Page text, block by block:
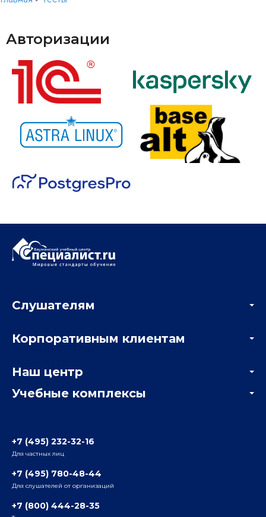
Авторизации
Учебные комплексы
Радио
ул. Радио, д.24, корпус 1, 2-й подъезд, 2-й этаж
ул. Воронцовская, д. 35Б, корп.2, 5-й этаж
Слушателям
Мастер-классы и вебинары
Корпоративным клиентам
Отзывы компаний
Наш центр
Информация о центре
+7 (495) 232-32-16
Для частных лиц
+7 (495) 780-48-44
Для слушателей от организаций
+7 (800) 444-28-35